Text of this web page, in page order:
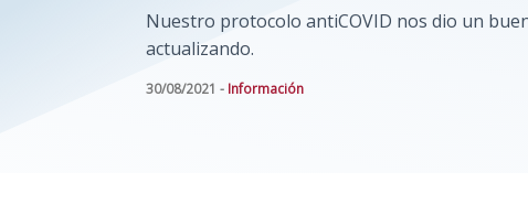
Nuestro protocolo antiCOVID nos dio un
actualizando.
30/08/2021 - Información